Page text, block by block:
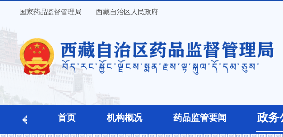
国家药品监督管理局 | 西藏自治区人民政府
首页 机构概况 药品监管要闻 政务